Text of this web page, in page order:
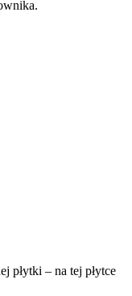
płytki – na tej płytce